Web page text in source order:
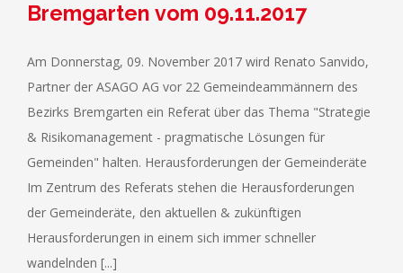
Bremgarten vom 09.11.2017
Am Donnerstag, 09. November 2017 wird Renato Sanvido,
Partner der ASAGO AG vor 22 Gemeindeammännern des
Bezirks Bremgarten ein Referat über das Thema "Strategie
& Risikomanagement - pragmatische Lösungen für
Gemeinden" halten. Herausforderungen der Gemeinderäte
Im Zentrum des Referats stehen die Herausforderungen
der Gemeinderäte, den aktuellen & zukünftigen
Herausforderungen in einem sich immer schneller
wandelnden [...]